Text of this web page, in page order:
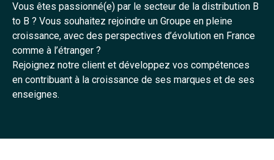
Vous êtes passionné(e) par le secteur de la distribution B
to B ? Vous souhaitez rejoindre un Groupe en pleine
croissance, avec des perspectives d’évolution en France
comme à l’étranger ?
Rejoignez notre client et développez vos compétences
en contribuant à la croissance de ses marques et de ses
enseignes.